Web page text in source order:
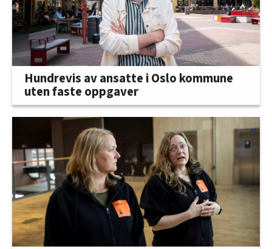
Hundrevis av ansatte i Oslo kommune
uten faste oppgaver